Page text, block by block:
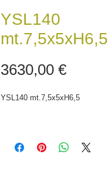
YSL140
mt.7,5x5xH6,5
3630,00 €Prezzo
YSL140 mt.7,5x5xH6,5